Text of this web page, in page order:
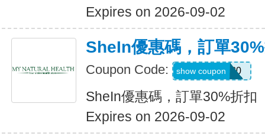
Expires on 2026-09-02
SheIn優惠碼，訂單
Coupon Code: newonly30
show coupon
SheIn優惠碼，訂單30%折扣
Expires on 2026-09-02